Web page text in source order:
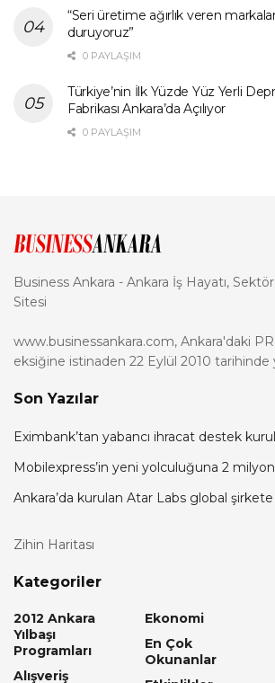
“Seri üretime ağırlık veren
duruyoruz”
0 PAYLAŞIM
Türkiye’nin İlk Yüzde Yüz Yerli
Fabrikası Ankara’da Açılıyor
0 PAYLAŞIM
Business Ankara - Ankara İş Hayatı,
Sitesi
www.businessankara.com, Ankara'daki
eksiğine istinaden 22 Eylül 2010 tarihinde
Son Yazılar
Eximbank’tan yabancı ihracat destek
Mobilexpress’in yeni yolculuğuna 2 milyon
Ankara’da kurulan Atar Labs global şirkete
Zihin Haritası
Kategoriler
2012 Ankara
Yılbaşı
Programları
Alışveriş
Ekonomi
En Çok
Okunanlar